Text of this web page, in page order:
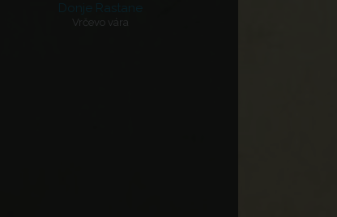
Donje Rastane
Vrčevo vára